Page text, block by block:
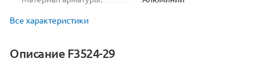
Все характеристики
Описание F3524-29